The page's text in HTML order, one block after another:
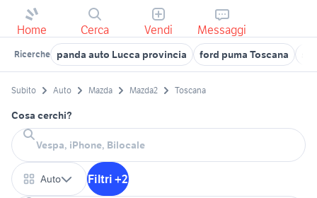
Home Cerca Vendi Messaggi
Ricerche panda auto Lucca provincia ford puma Toscana
Subito Auto Mazda Mazda2 Toscana
Cosa cerchi?
Auto Filtri +2